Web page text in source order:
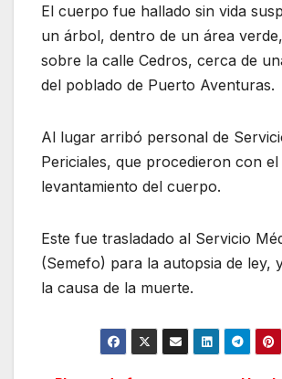
El cuerpo fue hallado sin vida
un árbol, dentro de un área
sobre la calle Cedros, cerca de
del poblado de Puerto Aventuras.
Al lugar arribó personal de
Periciales, que procedieron con el
levantamiento del cuerpo.
Este fue trasladado al Servicio
(Semefo) para la autopsia de ley,
la causa de la muerte.